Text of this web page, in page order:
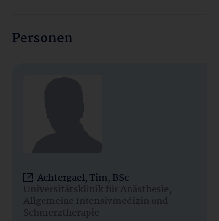
Personen
Achtergael, Tim, BSc
Universitätsklinik für Anästhesie,
Allgemeine Intensivmedizin und
Schmerztherapie